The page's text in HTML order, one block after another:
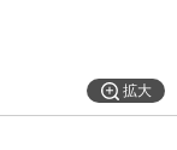
ら
拡大